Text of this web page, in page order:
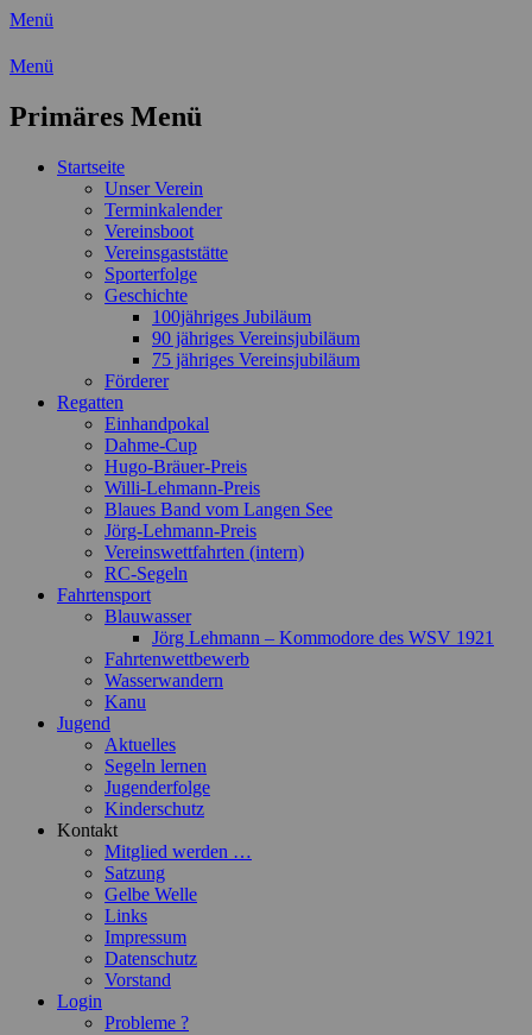
Menü
Wassersport-Verein 1921 e.V.
Freizeit mit der ganzen Familie
Menü
Primäres Menü
Zum
Startseite
Unser Verein
Terminkalender
Vereinsboot
Vereinsgaststätte
Sporterfolge
Geschichte
100jähriges Jubiläum
90 jähriges Vereinsjubiläum
75 jähriges Vereinsjubiläum
Förderer
Regatten
Einhandpokal
Dahme-Cup
Hugo-Bräuer-Preis
Willi-Lehmann-Preis
Blaues Band vom Langen See
Jörg-Lehmann-Preis
Vereinswettfahrten (intern)
RC-Segeln
Fahrtensport
Blauwasser
Jörg Lehmann – Kommodore des WSV 1921
Fahrtenwettbewerb
Wasserwandern
Kanu
Jugend
Aktuelles
Segeln lernen
Jugenderfolge
Kinderschutz
Kontakt
Mitglied werden …
Satzung
Gelbe Welle
Links
Impressum
Datenschutz
Vorstand
Login
Probleme ?